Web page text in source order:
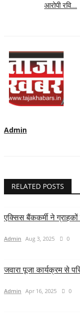
आरोपी रवि...
Admin
RELATED POSTS
एक्सिस बैंककर्मी ने
Admin Aug 3, 2025 0
जवारा पूजा कार्यक्रम से
Admin Apr 16, 2025 0